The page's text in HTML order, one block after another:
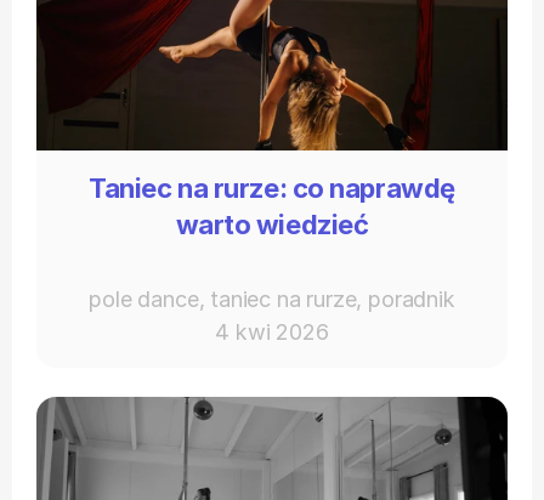
Taniec na rurze: co naprawdę
warto wiedzieć
pole dance, taniec na rurze, poradnik
4 kwi 2026